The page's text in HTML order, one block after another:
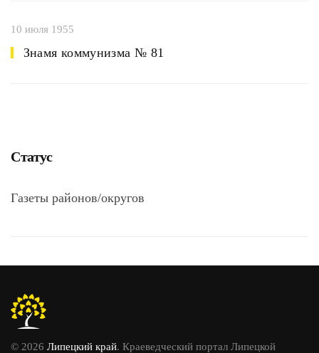
10 июля 1955
Знамя коммунизма № 81
Статус
Газеты районов/округов
© 2026 Липецкий край. Краеведческий портал Липецкой